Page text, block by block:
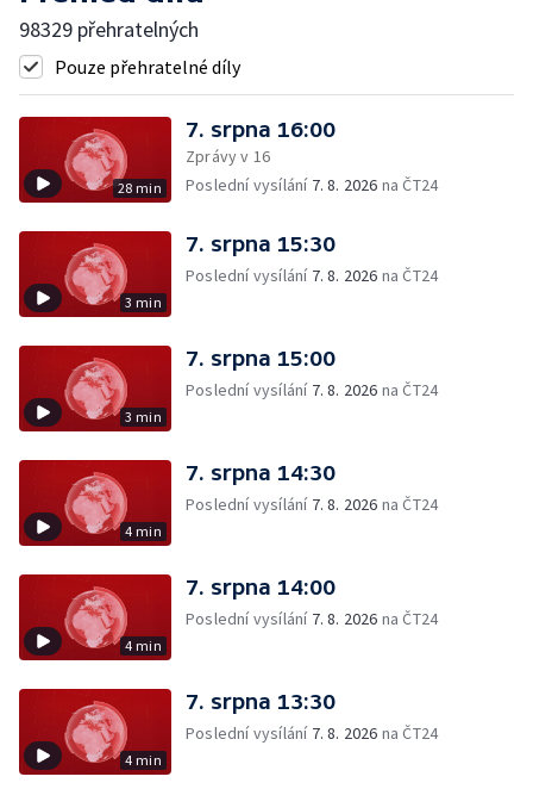
98329 přehratelných
Pouze přehratelné díly
28 min
7. srpna 16:00
Zprávy v 16
Poslední vysílání 7. 8. 2026 na ČT24
3 min
7. srpna 15:30
Poslední vysílání 7. 8. 2026 na ČT24
3 min
7. srpna 15:00
Poslední vysílání 7. 8. 2026 na ČT24
4 min
7. srpna 14:30
Poslední vysílání 7. 8. 2026 na ČT24
4 min
7. srpna 14:00
Poslední vysílání 7. 8. 2026 na ČT24
4 min
7. srpna 13:30
Poslední vysílání 7. 8. 2026 na ČT24